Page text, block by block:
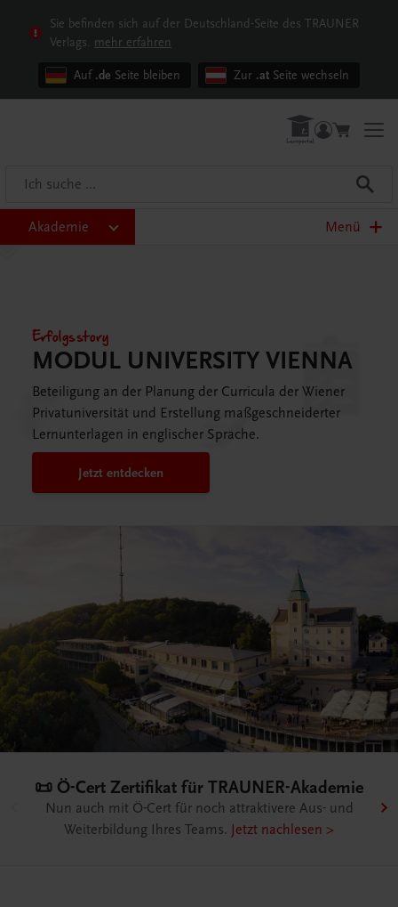
Sie befinden sich auf der Deutschland-Seite des TRAUNER
Verlags. mehr erfahren
Auf .de Seite bleiben Zur .at Seite wechseln
Akademie Menü
Erfolgsstory
MODUL UNIVERSITY VIENNA
Beteiligung an der Planung der Curricula der Wiener
Privatuniversität und Erstellung maßgeschneiderter
Lernunterlagen in englischer Sprache.
Jetzt entdecken
👨🏻‍🍳 Live-Trainings für Ihre
Mitarbeiter/innen
entdecken & buchen >